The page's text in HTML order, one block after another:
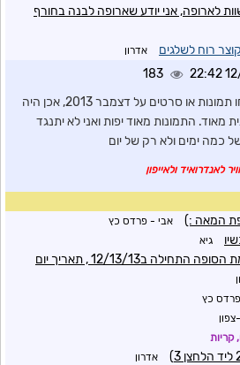
לארופה, אני יודע שארופה לבנה בחורף
רוח לשלגים אדרון
12/
183
עכשיו פתאום כמה שלחו תמונות או סרטים על דצמבר 2013, אכן היה
מאוד. התמונות מאוד יפות ואני לא יתנגד
כמה ימים ולא רק של יום
לאנדרואיד ולאייפון
אבי - פרדס כץ
גיא
כן שאני חושב על זה, באמת הסופה התחילה ב12/13/13 , תאריך יום
כץ
צפון
קריות
אדרון